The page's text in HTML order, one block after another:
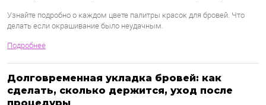
Узнайте подробно о каждом цвете палитры красок для бровей. Что
делать если окрашивание было неудачным.
Подробнее
Долговременная укладка бровей: как
сделать, сколько держится, уход после
процедуры